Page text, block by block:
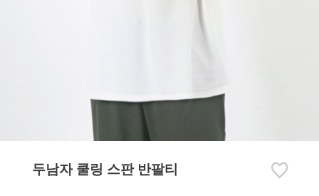
두남자 쿨링 스판 반팔티